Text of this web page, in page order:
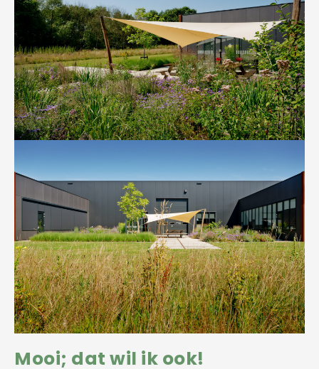
Mooi; dat wil ik ook!